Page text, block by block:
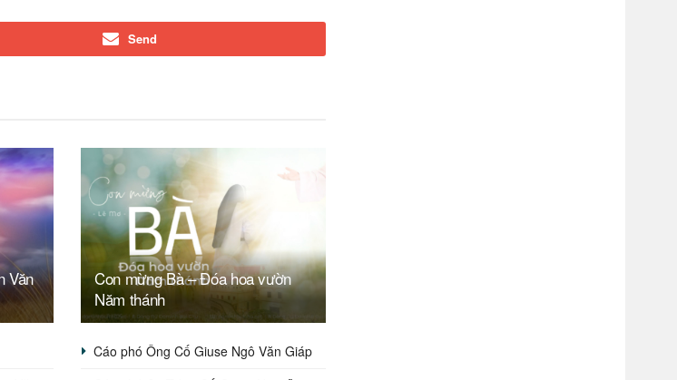
Send
Văn
Con mừng Bà – Đóa hoa vườn
Năm thánh
Cáo phó Ông Cố Giuse Ngô Văn Giáp